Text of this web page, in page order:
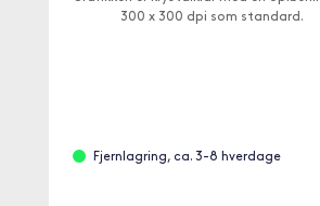
300 x 300 dpi som standard.
Fjernlagring, ca. 3-8 hverdage